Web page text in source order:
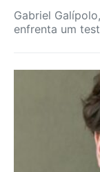
Gabriel
enfrenta um